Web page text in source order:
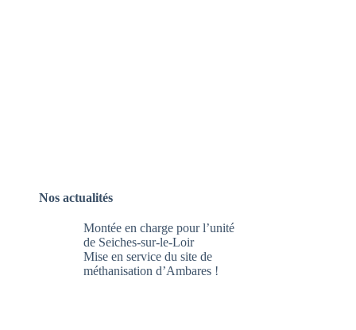
Nos actualités
Montée en charge pour l’unité
de Seiches-sur-le-Loir
Mise en service du site de
méthanisation d’Ambares !